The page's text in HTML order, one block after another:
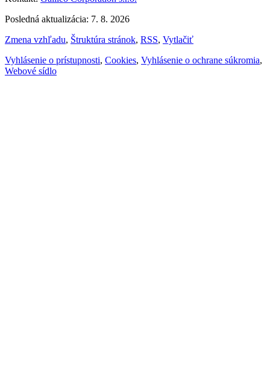
Posledná aktualizácia: 7. 8. 2026
Zmena vzhľadu, Štruktúra stránok, RSS, Vytlačiť
Vyhlásenie o prístupnosti, Cookies, Vyhlásenie o ochrane súkromia,
Webové sídlo